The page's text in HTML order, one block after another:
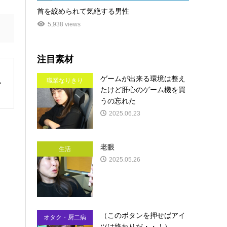
首を絞められて気絶する男性
5,938 views
注目素材
職業なりきり
ゲームが出来る環境は整え
たけど肝心のゲーム機を買
うの忘れた
2025.06.23
生活 老眼
2025.05.26
オタク・厨二病
（このボタンを押せばアイ